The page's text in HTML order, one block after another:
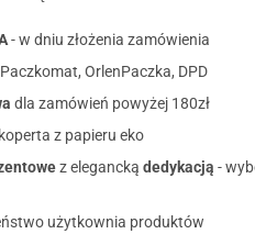
- w dniu złożenia zamówienia
OrlenPaczka, DPD
dla zamówień powyżej 180zł
z papieru eko
z eleganckądedykacją -
użytkownia produktów